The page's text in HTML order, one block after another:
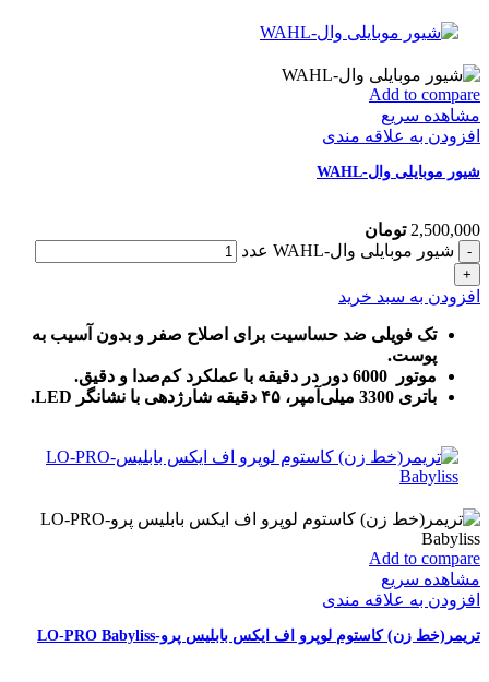
Add to compare
مشاهده سریع
افزودن به علاقه مندی
شیور موبایلی وال-WAHL
2,500,000 تومان
شیور موبایلی وال-WAHL عدد
افزودن به سبد خرید
تک فویلی ضد حساسیت برای اصلاح صفر و بدون آسیب به
پوست.
موتور 6000 دور در دقیقه با عملکرد کم‌صدا و دقیق.
باتری 3300 میلی‌آمپر، ۴۵ دقیقه شارژدهی با نشانگر LED.
Add to compare
مشاهده سریع
افزودن به علاقه مندی
تریمر(خط زن) کاستوم لوپرو اف ایکس بابلیس پرو-LO-PRO Babyliss